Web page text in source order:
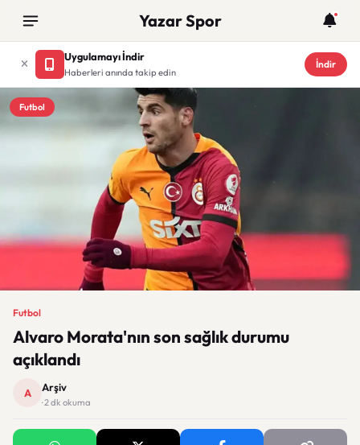
Yazar Spor
Uygulamayı İndir
Haberleri anında takip edin
İndir
Futbol
Futbol
Alvaro Morata'nın son sağlık durumu
açıklandı
A Arşiv
· 2 dk okuma